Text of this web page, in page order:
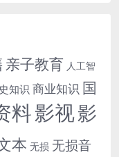
亲子教育 人工智
知识商业知识 国
料影视影
本 无损 无损音